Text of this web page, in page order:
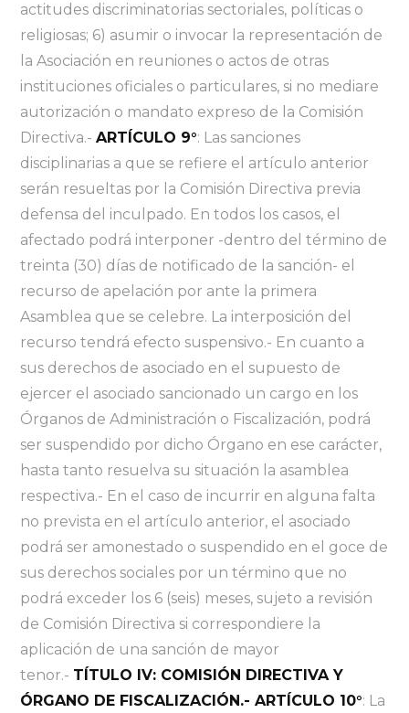
actitudes discriminatorias sectoriales, políticas o
religiosas; 6) asumir o invocar la representación de
la Asociación en reuniones o actos de otras
instituciones oficiales o particulares, si no mediare
autorización o mandato expreso de la Comisión
Directiva.-ARTÍCULO 9°: Las sanciones
disciplinarias a que se refiere el artículo anterior
serán resueltas por la Comisión Directiva previa
defensa del inculpado. En todos los casos, el
afectado podrá interponer -dentro del término de
treinta (30) días de notificado de la sanción- el
recurso de apelación por ante la primera
Asamblea que se celebre. La interposición del
recurso tendrá efecto suspensivo.- En cuanto a
sus derechos de asociado en el supuesto de
ejercer el asociado sancionado un cargo en los
Órganos de Administración o Fiscalización, podrá
ser suspendido por dicho Órgano en ese carácter,
hasta tanto resuelva su situación la asamblea
respectiva.- En el caso de incurrir en alguna falta
no prevista en el artículo anterior, el asociado
podrá ser amonestado o suspendido en el goce de
sus derechos sociales por un término que no
podrá exceder los 6 (seis) meses, sujeto a revisión
de Comisión Directiva si correspondiere la
aplicación de una sanción de mayor
tenor.- TÍTULO IV: COMISIÓN DIRECTIVA Y
ÓRGANO DE FISCALIZACIÓN.- ARTÍCULO 10°: La